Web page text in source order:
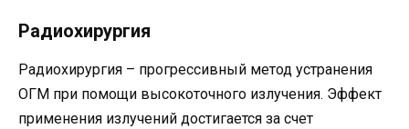
Радиохирургия
Радиохирургия – прогрессивный метод устранения
ОГМ при помощи высокоточного излучения. Эффект
применения излучений достигается за счет